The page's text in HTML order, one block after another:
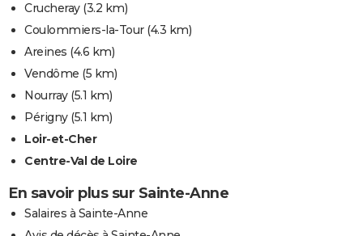
Crucheray(3.2 km)
Coulommiers-la-Tour(4.3 km)
Areines (4.6 km)
Vendôme (5 km)
Nourray(5.1 km)
Périgny(5.1 km)
Loir-et-Cher
Centre-Val de Loire
En savoir plus sur Sainte-Anne
Salaires à Sainte-Anne